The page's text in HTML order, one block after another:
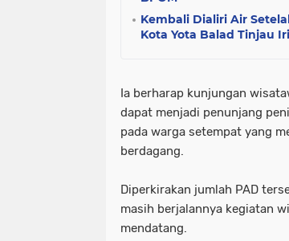
Kembali Dialiri Air
Kota Yota Balad Tinjau
Ia berharap kunjungan
dapat menjadi penunjang
pada warga setempat yang
berdagang.
Diperkirakan jumlah PAD
masih berjalannya kegiatan
mendatang.